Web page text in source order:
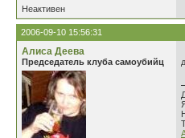
Неактивен
2006-09-10 15:56:31
Алиса Деева
Председатель клуба самоубийц